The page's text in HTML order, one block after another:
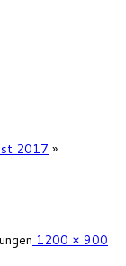
2017 »
1200 × 900